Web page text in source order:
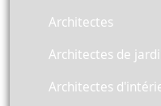
Architectes
Architectes de
Architectes